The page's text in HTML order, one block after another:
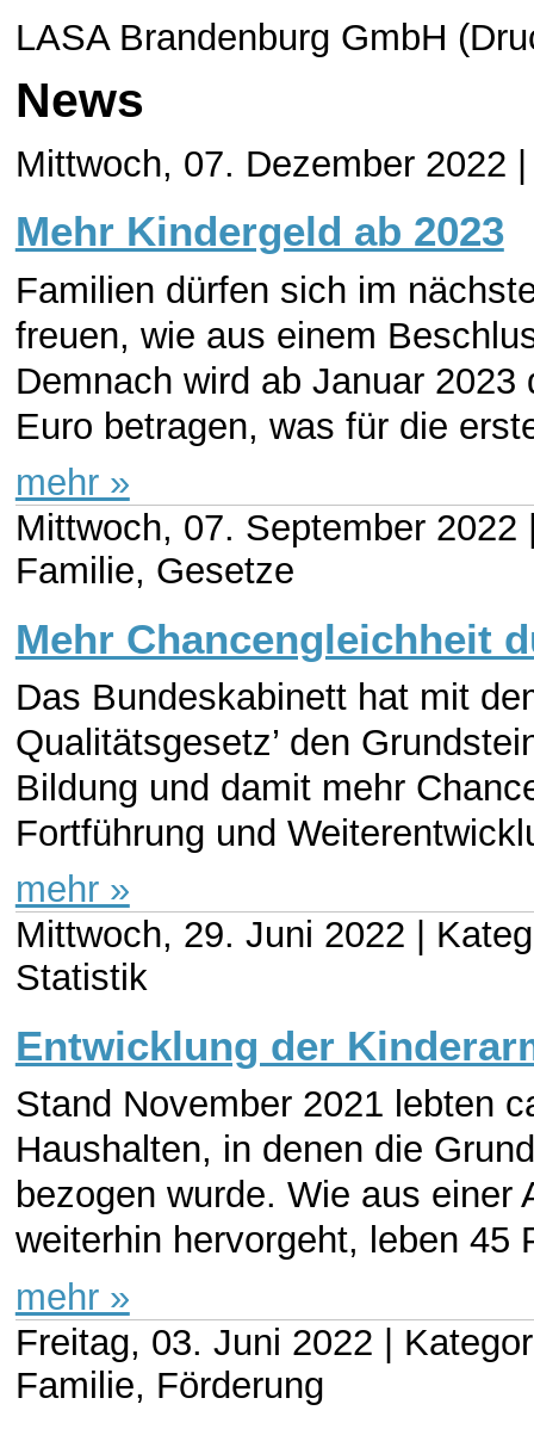
LASA Brandenburg GmbH
News
Mittwoch, 07. Dezember 2022 |
Mehr Kindergeld ab 2023
Familien dürfen sich im
freuen, wie aus einem
Demnach wird ab Januar
Euro betragen, was für die
mehr »
Mittwoch, 07. September 2022
Familie, Gesetze
Mehr Chancengleichheit
Das Bundeskabinett hat mit
Qualitätsgesetz’ den
Bildung und damit mehr
Fortführung und
mehr »
Mittwoch, 29. Juni 2022 |
Statistik
Entwicklung der
Stand November 2021 lebten
Haushalten, in denen die
bezogen wurde. Wie aus einer
weiterhin hervorgeht, leben 45
mehr »
Freitag, 03. Juni 2022 |
Familie, Förderung